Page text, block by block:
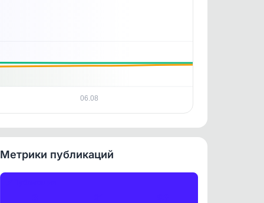
06.08
Метрики публикаций